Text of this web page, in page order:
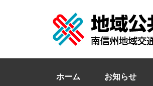
ホーム お知らせ